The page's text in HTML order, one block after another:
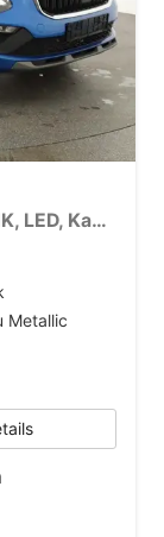
Selection 1.0 TSI DSG Selection, AHK, LED, Kamera, Winter, 16-Zoll, 4 J.-Garantie
Metallic